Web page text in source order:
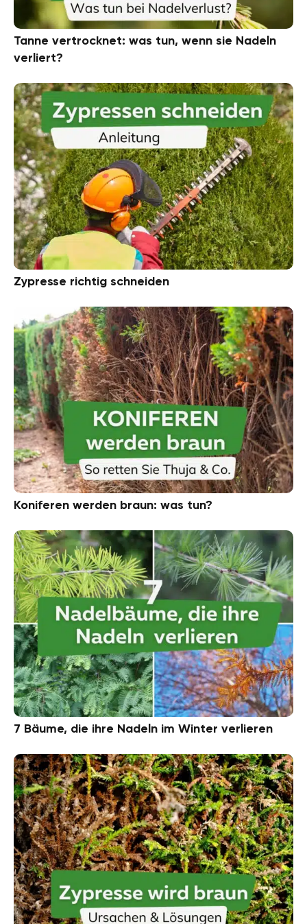
Tanne vertrocknet: was tun, wenn sie Nadeln
verliert?
Zypresse richtig schneiden
Koniferen werden braun: was tun?
7 Bäume, die ihre Nadeln im Winter verlieren